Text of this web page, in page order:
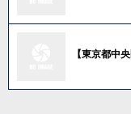
【東京都中